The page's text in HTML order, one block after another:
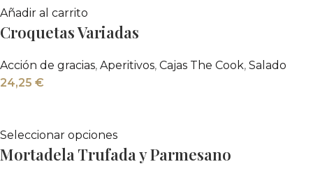
Añadir al carrito
Croquetas Variadas
Acción de gracias, Aperitivos, Cajas The Cook, Salado
24,25 €
Seleccionar opciones
Mortadela Trufada y Parmesano